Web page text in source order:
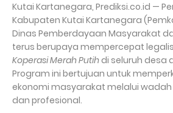
Kutai Kartanegara, Prediksi.co.id —
Kabupaten Kutai Kartanegara
Dinas Pemberdayaan Masyarakat
terus berupaya mempercepat
Koperasi Merah Putihdi seluruh desa
Program ini bertujuan untuk
ekonomi masyarakat melalui
dan profesional.